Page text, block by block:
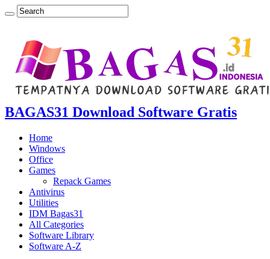
BAGAS31 Download Software Gratis
Home
Windows
Office
Games
Repack Games
Antivirus
Utilities
IDM Bagas31
All Categories
Software Library
Software A-Z